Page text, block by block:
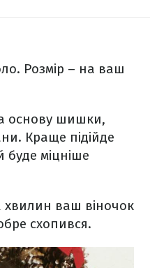
Розмір – на ваш
основу шишки,
Краще підійде
буде міцніше
хвилин ваш віночок
схопився.